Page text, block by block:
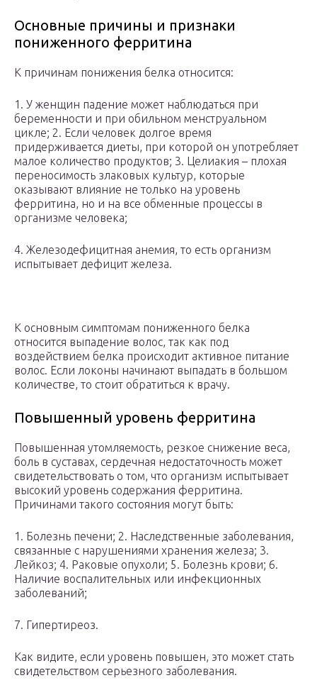
Основные причины и признаки
пониженного ферритина
К причинам понижения белка относится:
1. У женщин падение может наблюдаться при
беременности и при обильном менструальном
цикле; 2. Если человек долгое время
придерживается диеты, при которой он употребляет
малое количество продуктов; 3. Целиакия – плохая
переносимость злаковых культур, которые
оказывают влияние не только на уровень
ферритина, но и на все обменные процессы в
организме человека;
4. Железодефицитная анемия, то есть организм
испытывает дефицит железа.
К основным симптомам пониженного белка
относится выпадение волос, так как под
воздействием белка происходит активное питание
волос. Если локоны начинают выпадать в большом
количестве, то стоит обратиться к врачу.
Повышенный уровень ферритина
Повышенная утомляемость, резкое снижение веса,
боль в суставах, сердечная недостаточность может
свидетельствовать о том, что организм испытывает
высокий уровень содержания ферритина.
Причинами такого состояния могут быть:
1. Болезнь печени; 2. Наследственные заболевания,
связанные с нарушениями хранения железа; 3.
Лейкоз; 4. Раковые опухоли; 5. Болезнь крови; 6.
Наличие воспалительных или инфекционных
заболеваний;
7. Гипертиреоз.
Как видите, если уровень повышен, это может стать
свидетельством серьезного заболевания.